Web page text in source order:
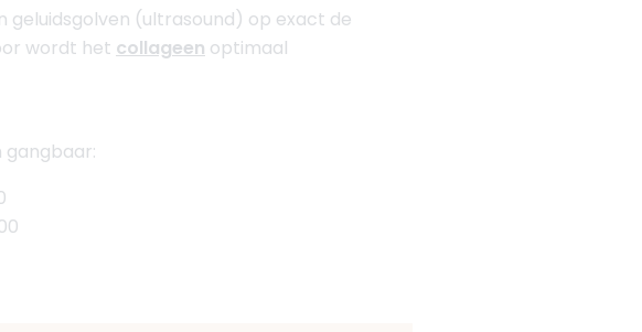
geluidsgolven (ultrasound) op exact de
wordt het collageen optimaal
gangbaar: